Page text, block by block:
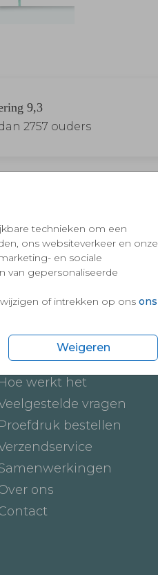
technieken om een
ons websiteverkeer en onze
en sociale
van gepersonaliseerde
of intrekken op ons ons
Weigeren
9,3
2757 ouders
Onze service
Hoe werkt het
vragen
Proefdruk bestellen
ons